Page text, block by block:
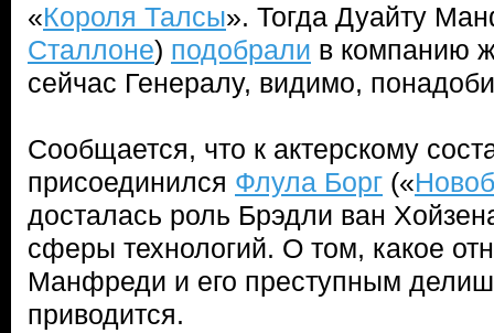
«Короля Талсы». Тогда Дуайту
Сталлоне) подобрали в компанию
сейчас Генералу, видимо,
Сообщается, что к актерскому
присоединился Флула Борг («
досталась роль Брэдли ван
сферы технологий. О том, какое
Манфреди и его преступным
приводится.